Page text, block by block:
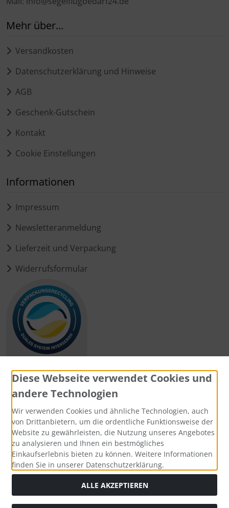
Mehr über...
Versandkosten
Datenschutzerklärung und Hinweise
AGB
Geschenk-Gutschein
Kontakt
Cookie Einstellungen
Informationen
Impressum
Newsletteranmeldung
Lieferzeit und Verpackung
Widerrufsformular
Zahlungsmethoden
Social Media
Diese Webseite verwendet Cookies und
andere Technologien
Wir verwenden Cookies und ähnliche Technologien, auch
von Drittanbietern, um die ordentliche Funktionsweise der
Website zu gewährleisten, die Nutzung unseres Angebotes
zu analysieren und Ihnen ein bestmögliches
Einkaufserlebnis bieten zu können. Weitere Informationen
finden Sie in unserer Datenschutzerklärung.
ALLE AKZEPTIEREN